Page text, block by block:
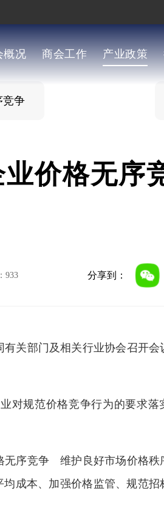
概况 商会工作 产业政策
竞争
价格无序
933 分享到：
关部门及相关行业协会召开会
规范价格竞争行为的要求落
序竞争 维护良好市场价格秩
成本、加强价格监管、规范招